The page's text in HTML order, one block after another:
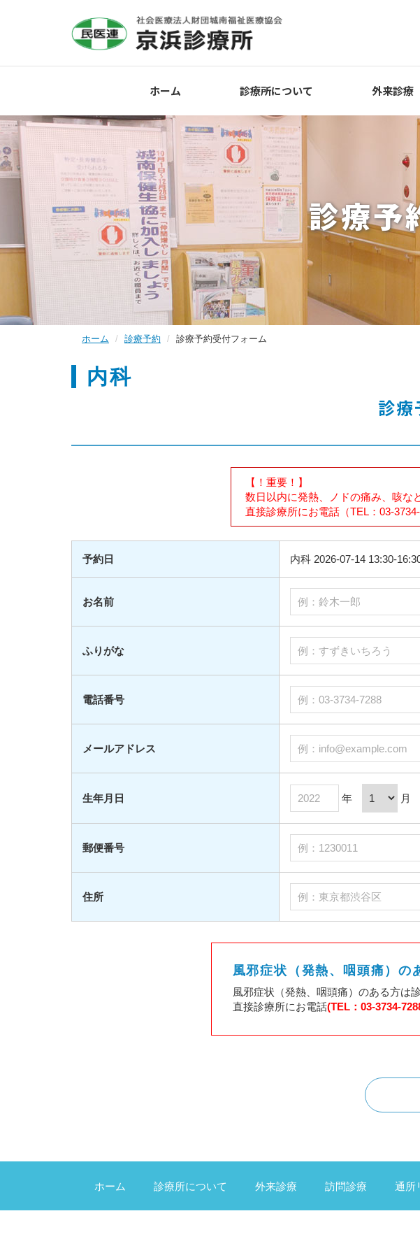
ホーム 診療所について 外来診療
診療予
ホーム 診療予約 診療予約受付フォーム
内科
診療
【！重要！】
数日以内に発熱、ノドの痛み、咳な
直接診療所にお電話（TEL：03-
予約日 内科 2026-07-14 13:30-
お名前
ふりがな
電話番号
メールアドレス
生年月日 年 月
郵便番号
住所
風邪症状（発熱、咽頭痛）の
風邪症状（発熱、咽頭痛）のある方は
直接診療所にお電話(TEL：03-3734-7288
ホーム 診療所について 外来診療 訪問診療 通所